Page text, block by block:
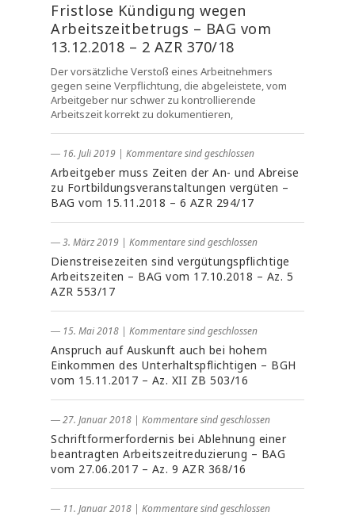
Fristlose Kündigung wegen
Arbeitszeitbetrugs – BAG vom
13.12.2018 – 2 AZR 370/18
Der vorsätzliche Verstoß eines Arbeitnehmers
gegen seine Verpflichtung, die abgeleistete, vom
Arbeitgeber nur schwer zu kontrollierende
Arbeitszeit korrekt zu dokumentieren,
― 16. Juli 2019 | Kommentare sind geschlossen
Arbeitgeber muss Zeiten der An- und Abreise
zu Fortbildungsveranstaltungen vergüten –
BAG vom 15.11.2018 – 6 AZR 294/17
― 3. März 2019 | Kommentare sind geschlossen
Dienstreisezeiten sind vergütungspflichtige
Arbeitszeiten – BAG vom 17.10.2018 – Az. 5
AZR 553/17
― 15. Mai 2018 | Kommentare sind geschlossen
Anspruch auf Auskunft auch bei hohem
Einkommen des Unterhaltspflichtigen – BGH
vom 15.11.2017 – Az. XII ZB 503/16
― 27. Januar 2018 | Kommentare sind geschlossen
Schriftformerfordernis bei Ablehnung einer
beantragten Arbeitszeitreduzierung – BAG
vom 27.06.2017 – Az. 9 AZR 368/16
― 11. Januar 2018 | Kommentare sind geschlossen